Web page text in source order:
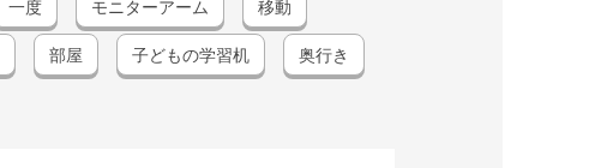
一度 モニターアーム 移動
部屋 子どもの学習机 奥行き